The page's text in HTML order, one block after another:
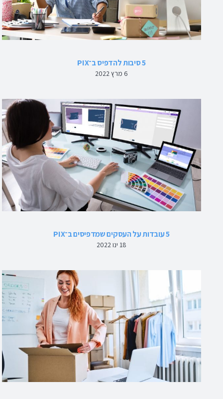
5 סיבות להדפיס ב־PIX
6 מרץ 2022
5 עובדות על העסקים שמדפיסים ב־PIX
18 ינו 2022